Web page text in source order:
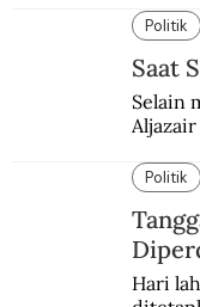
belum
Politik
Saat
Selain
Politik
Hari